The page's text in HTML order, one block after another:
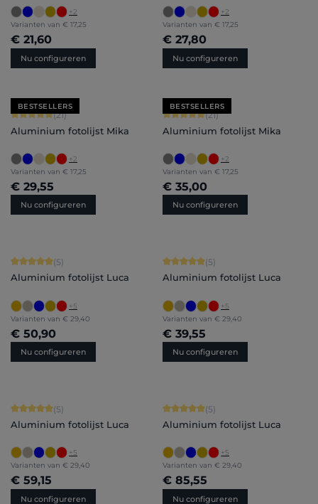
+2
Varianten van € 17,25
€ 21,60
Nu configureren
+2
Varianten van € 17,25
€ 27,80
Nu configureren
BESTSELLERS
Gemiddelde waardering van 5 van 5 sterren
(21)
Aluminium fotolijst Mika
+2
Varianten van € 17,25
€ 29,55
Nu configureren
BESTSELLERS
Gemiddelde waardering van 5 van 5
(21)
Aluminium fotolijst Mika
+2
Varianten van € 17,25
€ 35,00
Nu configureren
Gemiddelde waardering van 5 van 5 sterren
(5)
Aluminium fotolijst Luca
+5
Varianten van € 29,40
€ 50,90
Nu configureren
Gemiddelde waardering van 5 van 5
(5)
Aluminium fotolijst Luca
+5
Varianten van € 29,40
€ 39,55
Nu configureren
Gemiddelde waardering van 5 van 5 sterren
(5)
Aluminium fotolijst Luca
+5
Varianten van € 29,40
€ 59,15
Nu configureren
Gemiddelde waardering van 5 van 5
(5)
Aluminium fotolijst Luca
+5
Varianten van € 29,40
€ 85,55
Nu configureren